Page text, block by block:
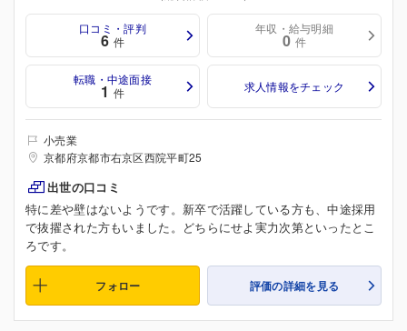
口コミ・評判
6 件
年収・給与明細
0 件
転職・中途面接
1 件 求人情報をチェック
小売業
京都府京都市右京区西院平町25
出世の口コミ
特に差や壁はないようです。新卒で活躍している方も、中途採用
で抜擢された方もいました。どちらにせよ実力次第といったとこ
ろです。
フォロー 評価の詳細を見る